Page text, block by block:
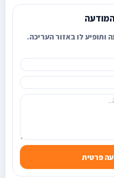
לו באזור העריכה.
פרטית